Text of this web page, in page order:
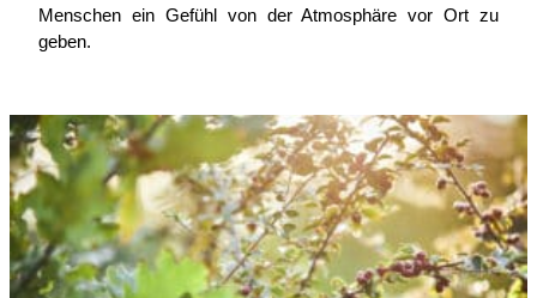
Menschen ein Gefühl von der Atmosphäre vor Ort zu
geben.